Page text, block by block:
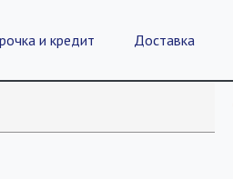
и кредит Доставка